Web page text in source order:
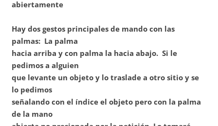
abiertamente
Hay dos gestos principales de mando con las
palmas: La palma
hacia arriba y con palma la hacia abajo. Si le
pedimos a alguien
que levante un objeto y lo traslade a otro sitio y se
lo pedimos
señalando con el índice el objeto pero con la palma
de la mano